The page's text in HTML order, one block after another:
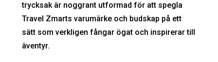
trycksak är noggrant utformad för att spegla
Travel Zmarts varumärke och budskap på ett
sätt som verkligen fångar ögat och inspirerar till
äventyr.